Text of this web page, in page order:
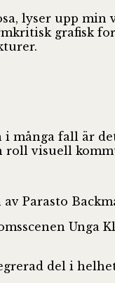
lyser upp min
grafisk
i många fall är
visuell
Parasto
Unga
del i